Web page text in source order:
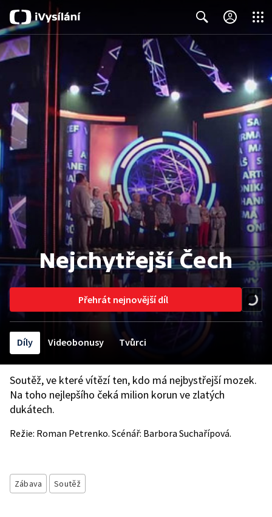
Search
Nejchytřejší Čech
Přehrát nejnovější díl
Díly Videobonusy Tvůrci
Soutěž, ve které vítězí ten, kdo má nejbystřejší mozek.
Na toho nejlepšího čeká milion korun ve zlatých
dukátech.
Režie: Roman Petrenko. Scénář: Barbora Suchařípová.
Zábava Soutěž